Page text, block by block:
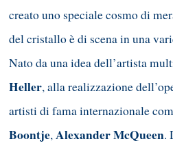
creato uno speciale cosmo di
del cristallo è di scena in una
Nato da una idea dell’artista
Heller, alla realizzazione
artisti di fama internazionale
Boontje, Alexander McQueen.